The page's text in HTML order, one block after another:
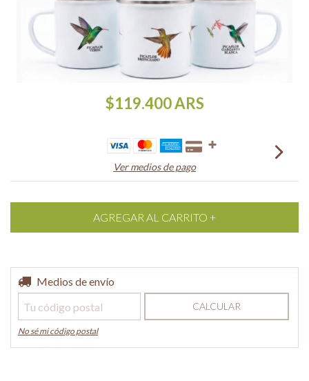
$119.400ARS
Ver medios de pago
Entregas para el CP:
Medios de envío
CALCULAR
No sé mi código postal